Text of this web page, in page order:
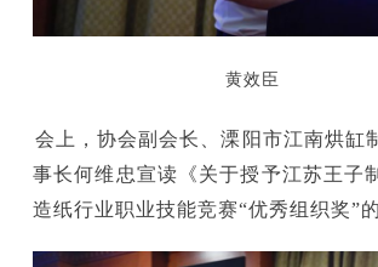
黄效臣
上，协会副会长、溧阳市江南烘缸
事长何维忠宣读《关于授予江苏王子
造纸行业职业技能竞赛“优秀组织奖”